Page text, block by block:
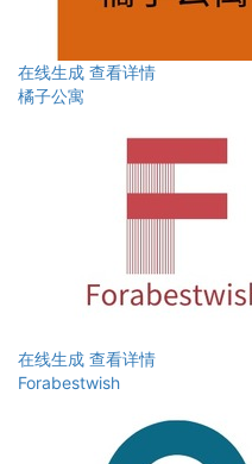
在线生成 查看详情
橘子公寓
在线生成 查看详情
Forabestwish